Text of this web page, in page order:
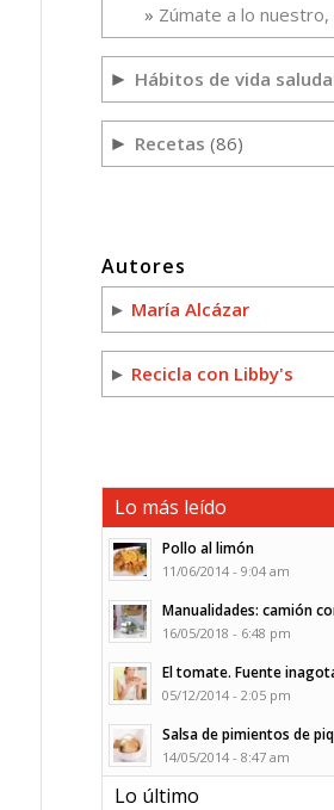
Zúmate a lo
► Hábitos de vida
► Recetas (86)
Autores
► María Alcázar
► Recicla con Libby's
Lo más leído
Pollo al limón
11/06/2014 - 9:04 am
Manualidades: camión
16/05/2018 - 6:48 pm
El tomate. Fuente
05/12/2014 - 2:05 pm
Salsa de pimientos de
14/05/2014 - 8:47 am
Lo último